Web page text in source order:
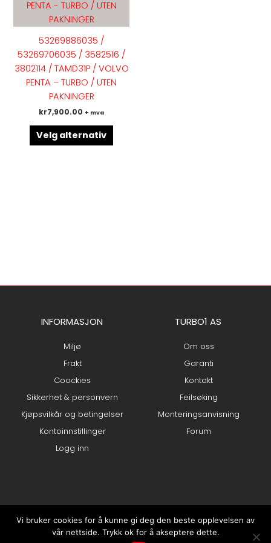
53269886035 /
53269706035 / 3582516 /
3802114 / TAMD31P / VOLVO
PENTA – TURBO / UTEN
PAKNINGER
kr7,900.00 + mva
Velg alternativ
flere
kan
velges
på
produktsiden
INFORMASJON
Miljø
Frakt
Coockies
Sikkerhet & personvern
Kjøpsvilkår og betingelser
Kontoinnstillinger
Logg inn
TURBO1 AS
Om oss
Garanti
Kontakt
Feilsøking
Monteringsanvisning
Forum
Vi bruker cookies for å kunne gi deg den beste opplevelsen av
vår nettside. Trykk ok for å akseptere dette.